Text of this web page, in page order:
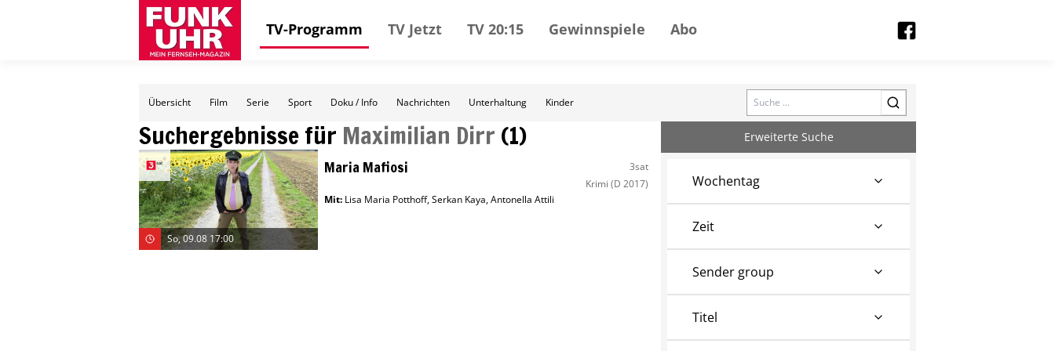
TV-Programm TV Jetzt TV 20:15 Gewinnspiele Abo
Übersicht Film Serie Sport Doku / Info Nachrichten Unterhaltung Kinder Search
Suchergebnisse für Maximilian Dirr (1)
So, 09.08 17:00
Maria Mafiosi
3sat
Krimi (D 2017)
Mit: Lisa Maria Potthoff,Serkan Kaya,Antonella Attili
Erweiterte Suche
Wochentag
Zeit
Sender group
Titel